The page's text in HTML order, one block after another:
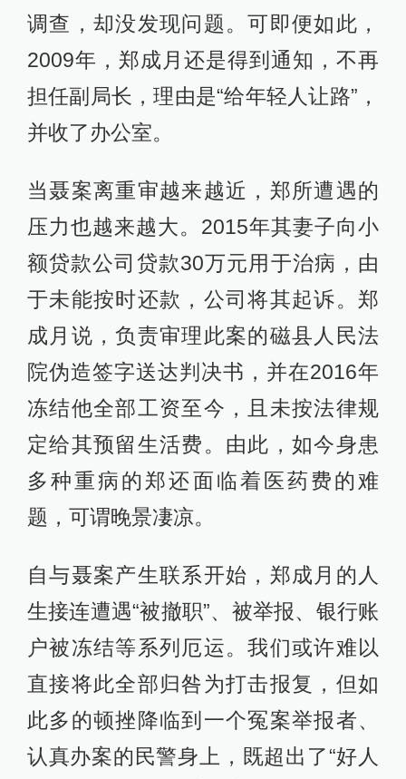
调查，却没发现问题。可即便如此，
2009年，郑成月还是得到通知，不再
担任副局长，理由是“给年轻人让路”，
并收了办公室。
当聂案离重审越来越近，郑所遭遇的
压力也越来越大。2015年其妻子向小
额贷款公司贷款30万元用于治病，由
于未能按时还款，公司将其起诉。郑
成月说，负责审理此案的磁县人民法
院伪造签字送达判决书，并在2016年
冻结他全部工资至今，且未按法律规
定给其预留生活费。由此，如今身患
多种重病的郑还面临着医药费的难
题，可谓晚景凄凉。
自与聂案产生联系开始，郑成月的人
生接连遭遇“被撤职”、被举报、银行账
户被冻结等系列厄运。我们或许难以
直接将此全部归咎为打击报复，但如
此多的顿挫降临到一个冤案举报者、
认真办案的民警身上，既超出了“好人